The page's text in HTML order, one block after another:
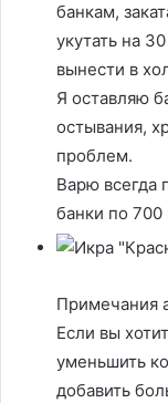
банкам,
укутать на
вынести в
Я оставляю
остывания,
проблем.
Варю всегда
банки по 700
Примечания
Если вы
уменьшить
добавить